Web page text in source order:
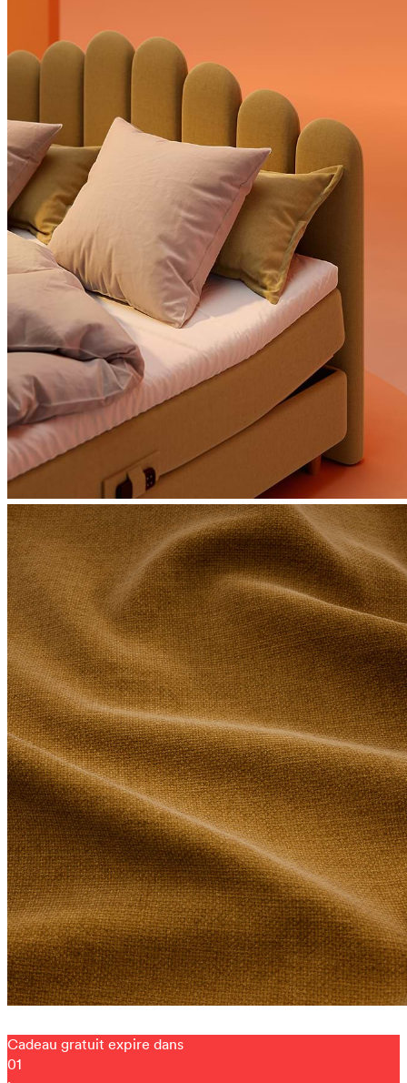
Cadeau gratuit expire dans
01